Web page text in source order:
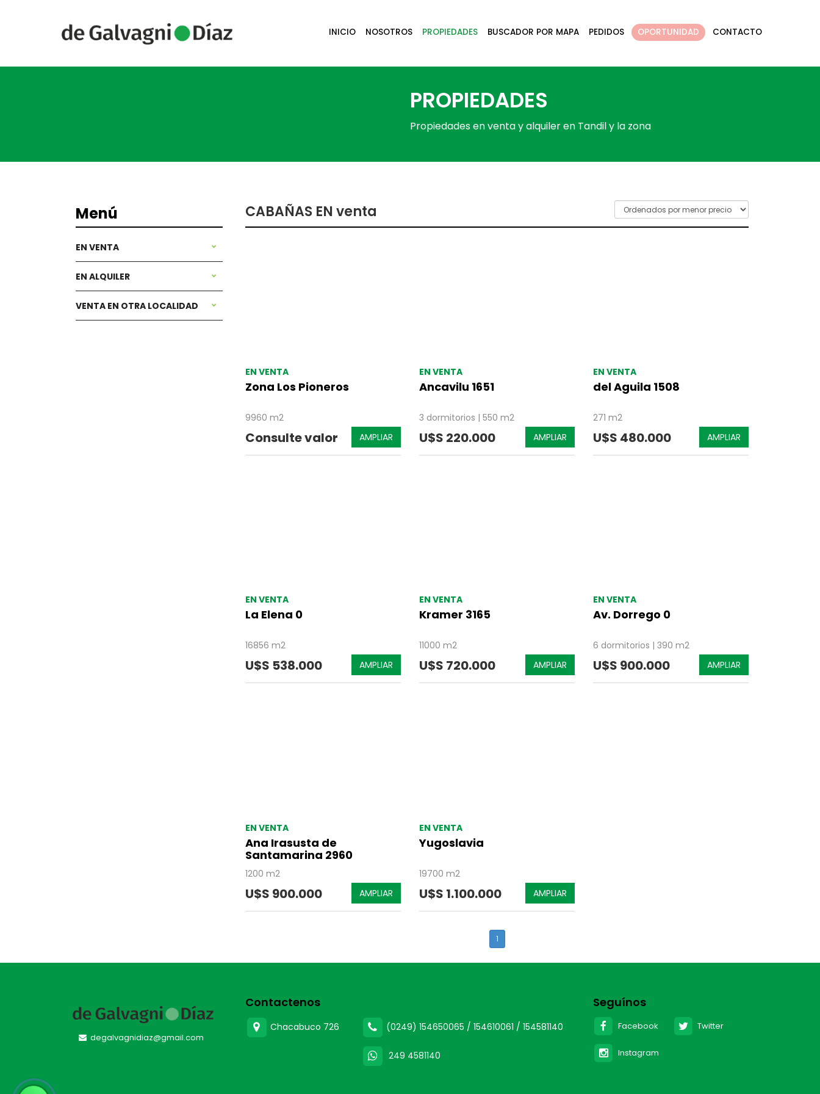
INICIO NOSOTROS PROPIEDADES BUSCADOR POR MAPA PEDIDOS OPORTUNIDAD CONTACTO
PROPIEDADES
Propiedades en venta y alquiler en Tandil y la zona
Menú
EN VENTA
EN ALQUILER
VENTA EN OTRA LOCALIDAD
CABAÑAS ENventa
EN VENTA
Zona Los Pioneros
9960 m2
Consulte valor AMPLIAR
EN VENTA
Ancavilu 1651
3 dormitorios | 550 m2
U$S 220.000 AMPLIAR
EN VENTA
del Aguila 1508
271 m2
U$S 480.000 AMPLIAR
EN VENTA
La Elena 0
16856 m2
U$S 538.000 AMPLIAR
EN VENTA
Kramer 3165
11000 m2
U$S 720.000 AMPLIAR
EN VENTA
Av. Dorrego 0
6 dormitorios | 390 m2
U$S 900.000 AMPLIAR
EN VENTA
Ana Irasusta de
Santamarina 2960
1200 m2
U$S 900.000 AMPLIAR
EN VENTA
Yugoslavia
19700 m2
U$S 1.100.000 AMPLIAR
1
degalvagnidiaz@gmail.com
Contactenos
Chacabuco 726 (0249) 154650065 / 154610061 / 154581140
249 4581140
Seguínos
Facebook Twitter
Instagram